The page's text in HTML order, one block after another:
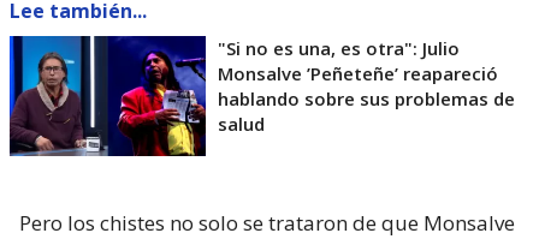
Lee también...
"Si no es una, es otra": Julio
Monsalve ’Peñeteñe’ reapareció
hablando sobre sus problemas de
salud
Pero los chistes no solo se trataron de que Monsalve